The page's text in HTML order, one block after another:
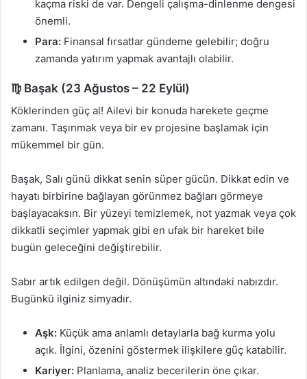
kaçma riski de var. Dengeli çalışma-dinlenme dengesi
önemli.
Para: Finansal fırsatlar gündeme gelebilir; doğru
zamanda yatırım yapmak avantajlı olabilir.
♍ Başak (23 Ağustos – 22 Eylül)
Köklerinden güç al! Ailevi bir konuda harekete geçme
zamanı. Taşınmak veya bir ev projesine başlamak için
mükemmel bir gün.
Başak, Salı günü dikkat senin süper gücün. Dikkat edin ve
hayatı birbirine bağlayan görünmez bağları görmeye
başlayacaksın. Bir yüzeyi temizlemek, not yazmak veya çok
dikkatli seçimler yapmak gibi en ufak bir hareket bile
bugün geleceğini değiştirebilir.
Sabır artık edilgen değil. Dönüşümün altındaki nabızdır.
Bugünkü ilginiz simyadır.
Aşk: Küçük ama anlamlı detaylarla bağ kurma yolu
açık. İlgini, özenini göstermek ilişkilere güç katabilir.
Kariyer: Planlama, analiz becerilerin öne çıkar.